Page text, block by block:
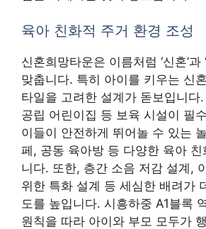
육아 친화적 주거 환경 조성
신혼희망타운은 이름처럼 ‘신혼’과
맞춥니다. 특히 아이를 키우는 신
타일을 고려한 설계가 돋보입니다
공립 어린이집 등 보육 시설이 필
이들이 안전하게 뛰어놀 수 있는
페, 공동 육아방 등 다양한 육아 친
니다. 또한, 층간 소음 저감 설계,
위한 특화 설계 등 세심한 배려가
도를 높입니다. 시흥하중 A1블록
원칙을 따라 아이와 부모 모두가